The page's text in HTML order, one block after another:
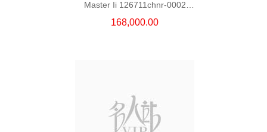
Master Ii 126711chnr-0002
168,000.00